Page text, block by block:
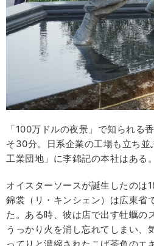
「100万ドルの夜景」で知られる
そ30分。日系企業の工場も立ち
工業団地」に李錦記の本社はある。
オイスターソースが誕生したのは
錦裳（リ・キンシェン）は広東省
た。ある時、彼は店で出す牡蠣の
うっかり火を消し忘れてしまい、